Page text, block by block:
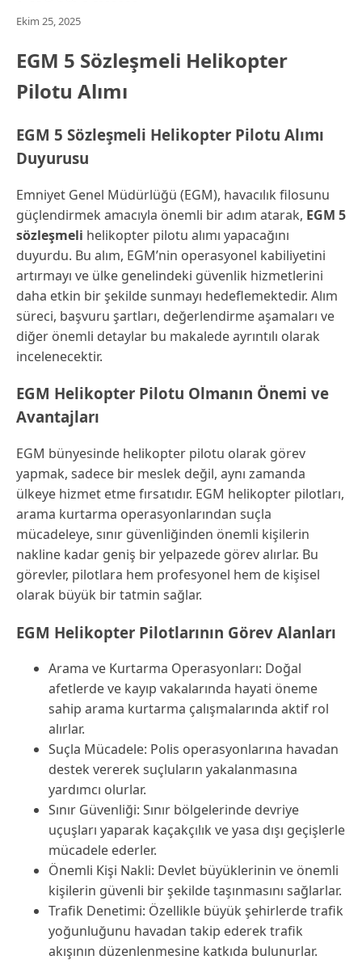
Ekim 25, 2025
EGM 5 Sözleşmeli Helikopter
Pilotu Alımı
EGM 5 Sözleşmeli Helikopter Pilotu Alımı
Duyurusu
Emniyet Genel Müdürlüğü (EGM), havacılık filosunu
güçlendirmek amacıyla önemli bir adım atarak, EGM 5
sözleşmeli helikopter pilotu alımı yapacağını
duyurdu. Bu alım, EGM’nin operasyonel kabiliyetini
artırmayı ve ülke genelindeki güvenlik hizmetlerini
daha etkin bir şekilde sunmayı hedeflemektedir. Alım
süreci, başvuru şartları, değerlendirme aşamaları ve
diğer önemli detaylar bu makalede ayrıntılı olarak
incelenecektir.
EGM Helikopter Pilotu Olmanın Önemi ve
Avantajları
EGM bünyesinde helikopter pilotu olarak görev
yapmak, sadece bir meslek değil, aynı zamanda
ülkeye hizmet etme fırsatıdır. EGM helikopter pilotları,
arama kurtarma operasyonlarından suçla
mücadeleye, sınır güvenliğinden önemli kişilerin
nakline kadar geniş bir yelpazede görev alırlar. Bu
görevler, pilotlara hem profesyonel hem de kişisel
olarak büyük bir tatmin sağlar.
EGM Helikopter Pilotlarının Görev Alanları
Arama ve Kurtarma Operasyonları: Doğal
afetlerde ve kayıp vakalarında hayati öneme
sahip arama kurtarma çalışmalarında aktif rol
alırlar.
Suçla Mücadele: Polis operasyonlarına havadan
destek vererek suçluların yakalanmasına
yardımcı olurlar.
Sınır Güvenliği: Sınır bölgelerinde devriye
uçuşları yaparak kaçakçılık ve yasa dışı geçişlerle
mücadele ederler.
Önemli Kişi Nakli: Devlet büyüklerinin ve önemli
kişilerin güvenli bir şekilde taşınmasını sağlarlar.
Trafik Denetimi: Özellikle büyük şehirlerde trafik
yoğunluğunu havadan takip ederek trafik
akışının düzenlenmesine katkıda bulunurlar.